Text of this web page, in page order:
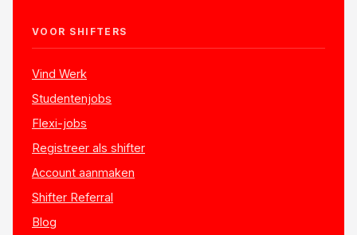
VOOR SHIFTERS
Vind Werk
Studentenjobs
Flexi-jobs
Registreer als shifter
Account aanmaken
Shifter Referral
Blog